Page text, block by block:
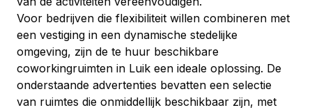
Voor bedrijven die flexibiliteit willen combineren met
een vestiging in een dynamische stedelijke
omgeving, zijn de te huur beschikbare
coworkingruimten in Luik een ideale oplossing. De
onderstaande advertenties bevatten een selectie
van ruimtes die onmiddellijk beschikbaar zijn, met